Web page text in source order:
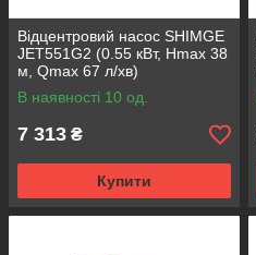
Відцентровий насос SHIMGE
JET551G2 (0.55 кВт, Нmax 38
м, Qmax 67 л/хв)
В наявності 10 од.
7 313 ₴
Купити